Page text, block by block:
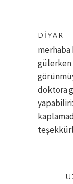
DIYAR
merhaba
gülerken
doktora